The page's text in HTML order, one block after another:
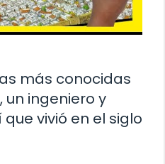
más conocidas
un ingeniero y
vivió en el siglo